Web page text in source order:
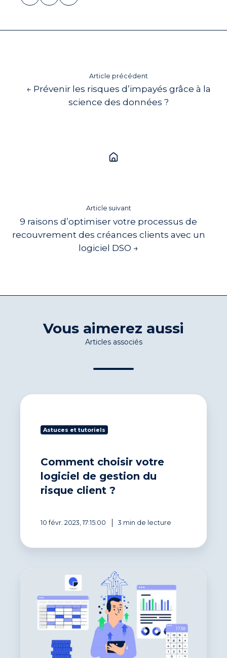
Article précédent
← Prévenir les risques d’impayés grâce à la
science des données ?
Article suivant
9 raisons d’optimiser votre processus de
recouvrement des créances clients avec un
logiciel DSO →
Vous aimerez aussi
Articles associés
Comment
logiciel
risque
Astuces et tutoriels
Comment choisir votre
logiciel de gestion du
risque client ?
10 févr. 2023, 17:15:00 3 min de lecture
recouvrement
créances :
obligatoire